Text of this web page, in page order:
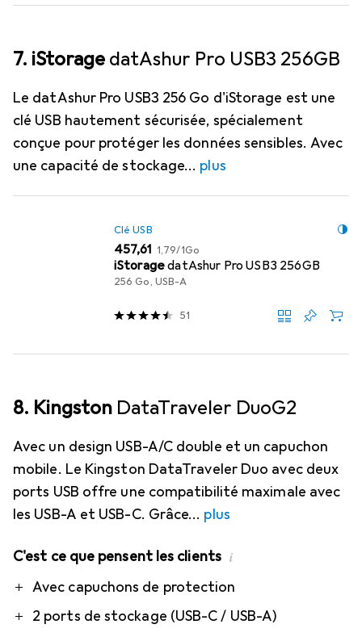
7. iStorage datAshur Pro USB3 256GB
Le datAshur Pro USB3 256 Go d'iStorage est une
clé USB hautement sécurisée, spécialement
conçue pour protéger les données sensibles. Avec
une capacité de stockage
plus
Clé USB
EUR
457,61 EUR
1,79/1Go
iStoragedatAshur Pro USB3 256GB
256 Go, USB-A
51
8. Kingston DataTraveler DuoG2
Avec un design USB-A/C double et un capuchon
mobile. Le Kingston DataTraveler Duo avec deux
ports USB offre une compatibilité maximale avec
les USB-A et USB-C. Grâce
plus
C'est ce que pensent les clients i
ProAvec capuchons de protection
2 ports de stockage (USB-C / USB-A)